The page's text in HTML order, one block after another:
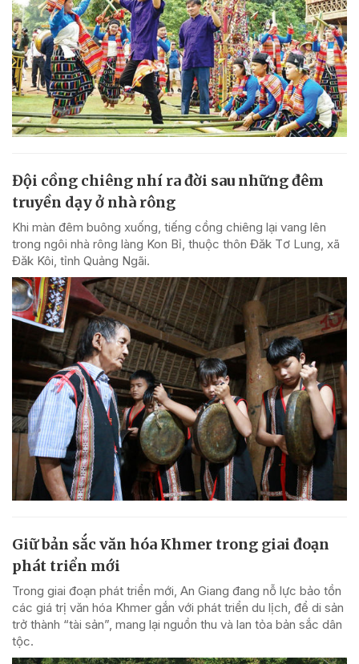
Đội cồng chiêng nhí ra đời sau những đêm
truyền dạy ở nhà rông
Khi màn đêm buông xuống, tiếng cồng chiêng lại vang lên
trong ngôi nhà rông làng Kon Bỉ, thuộc thôn Đăk Tơ Lung, xã
Đăk Kôi, tỉnh Quảng Ngãi.
Giữ bản sắc văn hóa Khmer trong giai đoạn
phát triển mới
Trong giai đoạn phát triển mới, An Giang đang nỗ lực bảo tồn
các giá trị văn hóa Khmer gắn với phát triển du lịch, để di sản
trở thành “tài sản”, mang lại nguồn thu và lan tỏa bản sắc dân
tộc.